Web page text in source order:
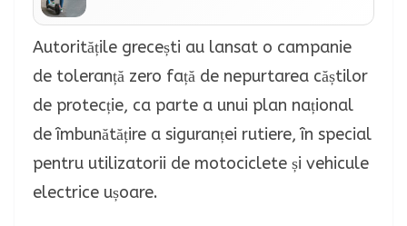
Autoritățile grecești au lansat o campanie
de toleranță zero față de nepurtarea căștilor
de protecție, ca parte a unui plan național
de îmbunătățire a siguranței rutiere, în special
pentru utilizatorii de motociclete și vehicule
electrice ușoare.